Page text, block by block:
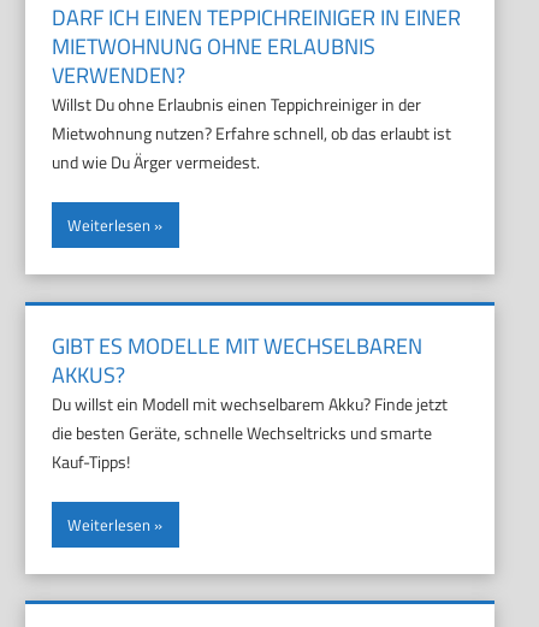
DARF ICH EINEN TEPPICHREINIGER IN EINER
MIETWOHNUNG OHNE ERLAUBNIS
VERWENDEN?
Willst Du ohne Erlaubnis einen Teppichreiniger in der
Mietwohnung nutzen? Erfahre schnell, ob das erlaubt ist
und wie Du Ärger vermeidest.
Weiterlesen
GIBT ES MODELLE MIT WECHSELBAREN
AKKUS?
Du willst ein Modell mit wechselbarem Akku? Finde jetzt
die besten Geräte, schnelle Wechseltricks und smarte
Kauf-Tipps!
Weiterlesen